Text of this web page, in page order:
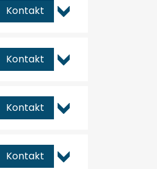
Kontakt
Kontakt
Kontakt
Kontakt